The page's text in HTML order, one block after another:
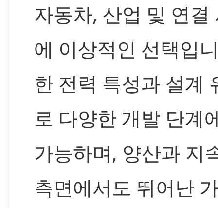
자동차, 산업 및 연결
에 이상적인 선택입
한 전력 특성과 설계
로 다양한 개발 단계
가능하며, 양산과 지
측면에서도 뛰어난